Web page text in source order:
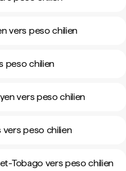
vers peso chilien
peso chilien
vers peso chilien
vers peso chilien
Tobago vers peso chilien